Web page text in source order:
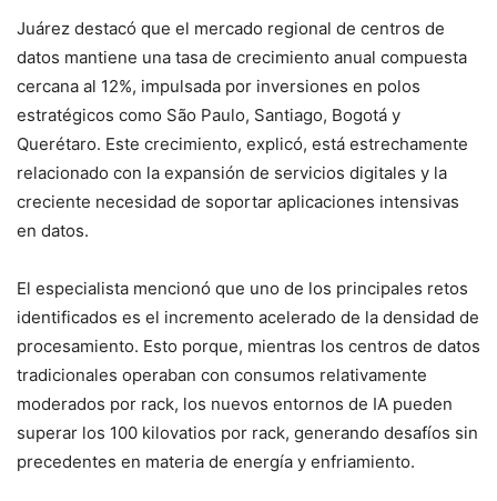
Juárez destacó que el mercado regional de centros de
datos mantiene una tasa de crecimiento anual compuesta
cercana al 12%, impulsada por inversiones en polos
estratégicos como São Paulo, Santiago, Bogotá y
Querétaro. Este crecimiento, explicó, está estrechamente
relacionado con la expansión de servicios digitales y la
creciente necesidad de soportar aplicaciones intensivas
en datos.
El especialista mencionó que uno de los principales retos
identificados es el incremento acelerado de la densidad de
procesamiento. Esto porque, mientras los centros de datos
tradicionales operaban con consumos relativamente
moderados por rack, los nuevos entornos de IA pueden
superar los 100 kilovatios por rack, generando desafíos sin
precedentes en materia de energía y enfriamiento.